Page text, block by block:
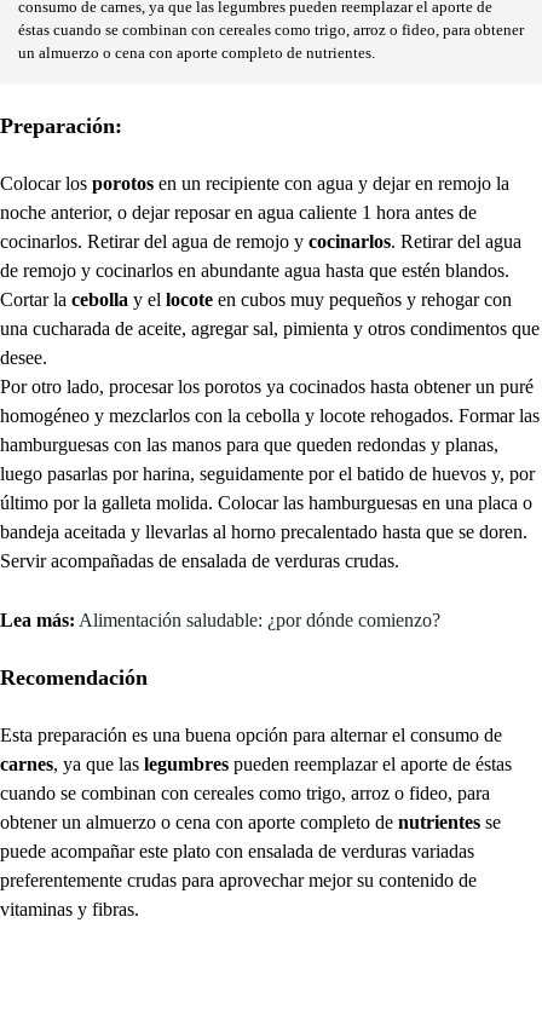
consumo de carnes, ya que las legumbres pueden reemplazar el aporte de
éstas cuando se combinan con cereales como trigo, arroz o fideo, para obtener
un almuerzo o cena con aporte completo de nutrientes.
Preparación:
Colocar los porotos en un recipiente con agua y dejar en remojo la
noche anterior, o dejar reposar en agua caliente 1 hora antes de
cocinarlos. Retirar del agua de remojo y cocinarlos. Retirar del agua
de remojo y cocinarlos en abundante agua hasta que estén blandos.
Cortar la cebolla y el locote en cubos muy pequeños y rehogar con
una cucharada de aceite, agregar sal, pimienta y otros condimentos que
desee.
Por otro lado, procesar los porotos ya cocinados hasta obtener un puré
homogéneo y mezclarlos con la cebolla y locote rehogados. Formar las
hamburguesas con las manos para que queden redondas y planas,
luego pasarlas por harina, seguidamente por el batido de huevos y, por
último por la galleta molida. Colocar las hamburguesas en una placa o
bandeja aceitada y llevarlas al horno precalentado hasta que se doren.
Servir acompañadas de ensalada de verduras crudas.
Lea más: Alimentación saludable: ¿por dónde comienzo?
Recomendación
Esta preparación es una buena opción para alternar el consumo de
carnes, ya que las legumbres pueden reemplazar el aporte de éstas
cuando se combinan con cereales como trigo, arroz o fideo, para
obtener un almuerzo o cena con aporte completo de nutrientes se
puede acompañar este plato con ensalada de verduras variadas
preferentemente crudas para aprovechar mejor su contenido de
vitaminas y fibras.